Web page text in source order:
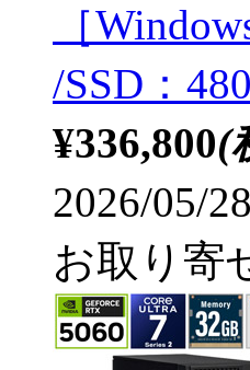
［
/SSD：
¥336,800(
2026/05/
お取り寄